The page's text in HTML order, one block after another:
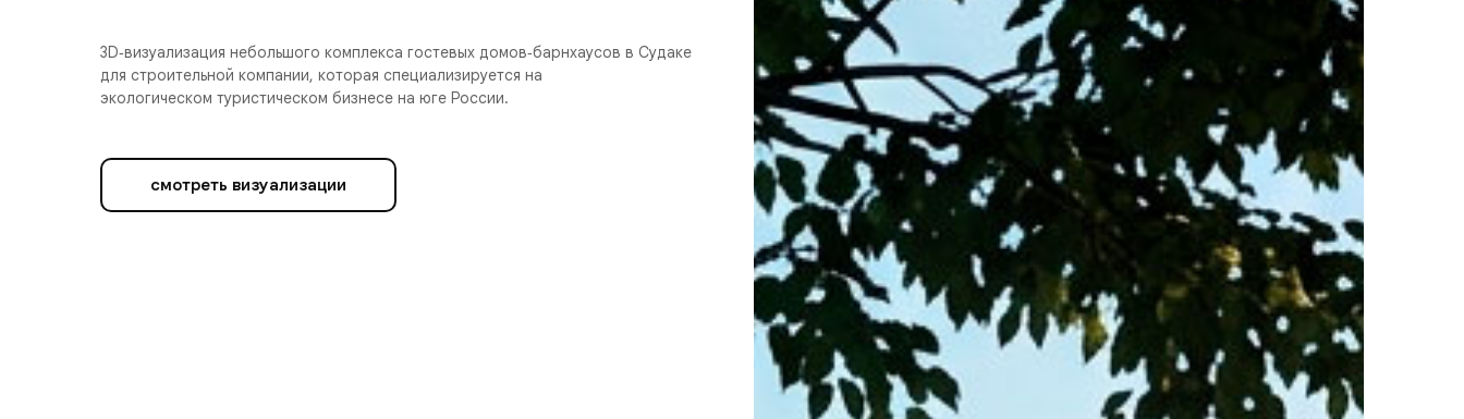
3D‑визуализация небольшого комплекса гостевых домов‑барнхаусов в Судаке
для строительной компании, которая специализируется на
экологическом туристическом бизнесе на юге России.
смотреть визуализации